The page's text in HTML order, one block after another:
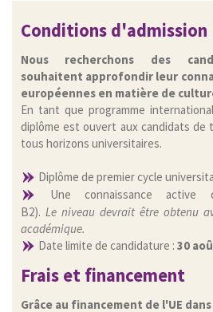
Conditions d'admission
Nous recherchons des
souhaitent approfondir leur
européennes en matière de
En tant que programme
diplôme est ouvert aux candidats
tous horizons universitaires.
Diplôme de premier cycle
Une connaissance active
B2). Le niveau devrait être obtenu
académique.
Date limite de candidature :30
Frais et financement
Grâce au financement de l'UE